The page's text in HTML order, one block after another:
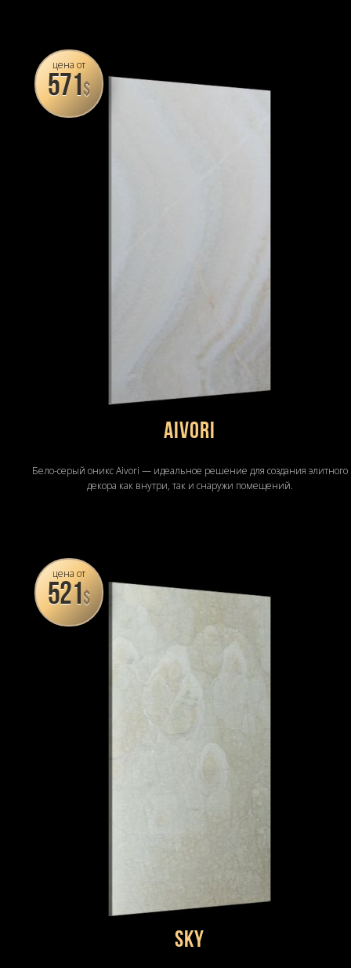
цена от
571$
Aivori
Бело-серый оникс Aivori — идеальное решение для создания элитного
декора как внутри, так и снаружи помещений.
цена от
521$
Sky